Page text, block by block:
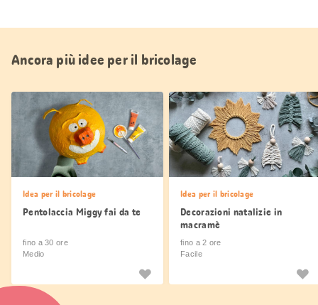
Ancora più idee per il bricolage
Idea per il bricolage
Pentolaccia Miggy fai da te
fino a 30 ore
Medio
Idea per il bricolage
Decorazioni natalizie in
macramè
fino a 2 ore
Facile